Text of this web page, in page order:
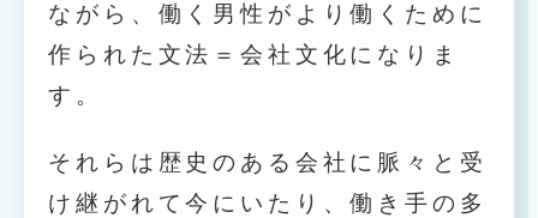
ながら、働く男性がより働くために
作られた文法＝会社文化になりま
す。
それらは歴史のある会社に脈々と受
け継がれて今にいたり、働き手の多